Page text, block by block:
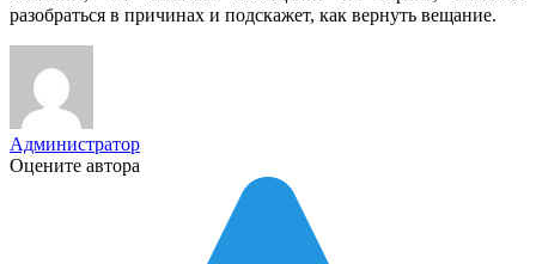
разобраться в причинах и подскажет, как вернуть вещание.
Администратор
Оцените автора